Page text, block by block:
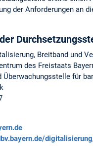
der Anforderungen an
Breitband und
des Freistaats
Überwachungsstelle für